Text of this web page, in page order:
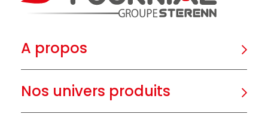
A propos
Nos univers produits